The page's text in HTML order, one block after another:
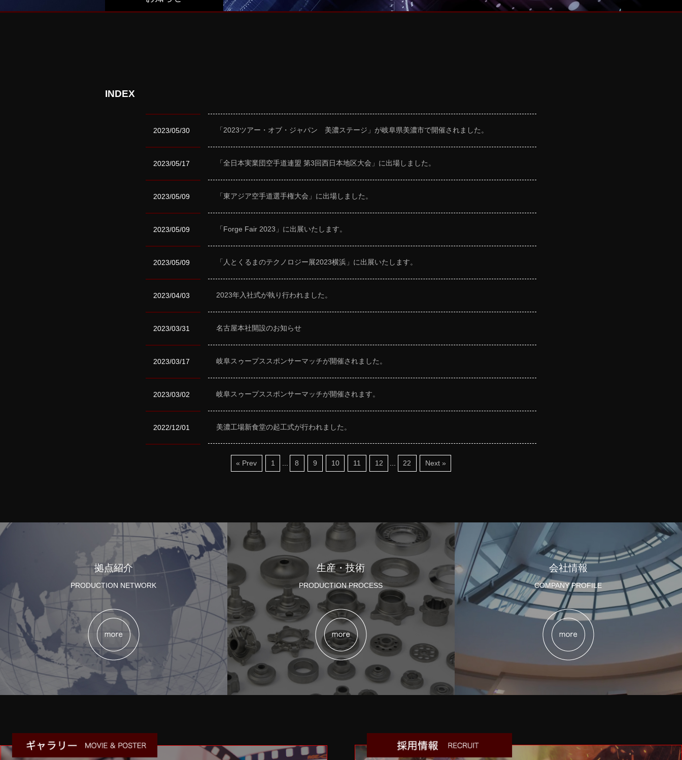
INDEX
2023/05/30 「2023ツアー・オブ・ジャパン 美濃ステージ」が岐阜県美濃市で開催されました。
2023/05/17 「全日本実業団空手道連盟 第3回西日本地区大会」に出場しました。
2023/05/09 「東アジア空手道選手権大会」に出場しました。
2023/05/09 「Forge Fair 2023」に出展いたします。
2023/05/09 「人とくるまのテクノロジー展2023横浜」に出展いたします。
2023/04/03 2023年入社式が執り行われました。
2023/03/31 名古屋本社開設のお知らせ
2023/03/17 岐阜スゥープススポンサーマッチが開催されました。
2023/03/02 岐阜スゥープススポンサーマッチが開催されます。
2022/12/01 美濃工場新食堂の起工式が行われました。
« Prev 1 8 9 10 11 12 22 Next »
拠点紹介
PRODUCTION NETWORK
生産・技術
PRODUCTION PROCESS
会社情報
COMPANY PROFILE